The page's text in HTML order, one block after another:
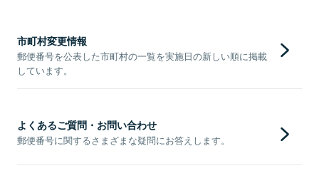
市町村変更情報
郵便番号を公表した市町村の一覧を実施日の新しい順に掲載
しています。
よくあるご質問・お問い合わせ
郵便番号に関するさまざまな疑問にお答えします。